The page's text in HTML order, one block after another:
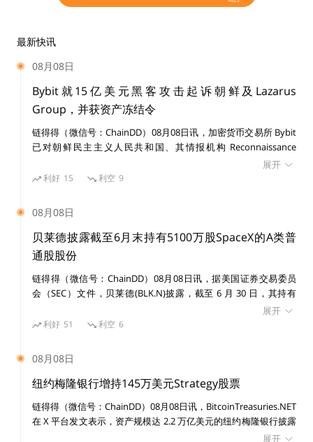
轻用户。首先，线上支付最容易被年轻人接受，而知道数
开始。
LINE与微信的差异在于，虽然韩国的线上支付发展较
早，但是日本的LINE支付的普及，是从去年年底才开始
的。去年12月，LINE宣布砸了100亿日元，开拓日本线上
36%的用户希望一直用现金。届时，韩国已经基本实现9
0%的无现金化，而中国也有60%的无现金支付，日本只
有20%。
所以，如果没有支付宝的冲击，日本甚至还没有进入二维
码支付阶段。不过，区块链技术的普及，挽救了日本要命
日本用户市场，打出境外羊毛活动，笔者领到了5.8元红
最新快讯
08月08日
Bybit就15亿美元黑客攻击起诉朝鲜及Lazarus
Group，并获资产冻结令
链得得（微信号：ChainDD）08月08日讯，加密货币交易所 Bybit
已对朝鲜民主主义人民共和国、其情报机构 Reconnaissance
General Bureau（RGB）及受国家制裁的黑客组织 Lazarus Group
提起民事诉讼，涉及一宗价值 15 亿美元的黑客攻击事件。 美国联
识别资产。
展开
利好 15 利空 9
08月08日
贝莱德披露截至6月末持有5100万股SpaceX的A类普
通股股份
链得得（微信号：ChainDD）08月08日讯，据美国证券交易委员
会（SEC）文件，贝莱德(BLK.N)披露，截至 6 月 30 日，其持有
展开
利好 51 利空 6
08月08日
纽约梅隆银行增持145万美元Strategy股票
链得得（微信号：ChainDD）08月08日讯，BitcoinTreasuries.NET
在 X 平台发文表示，资产规模达 2.2 万亿美元的纽约梅隆银行披露
增持 14,630 股 Strategy 股票，价值 145 万美元。目前其持有
展开